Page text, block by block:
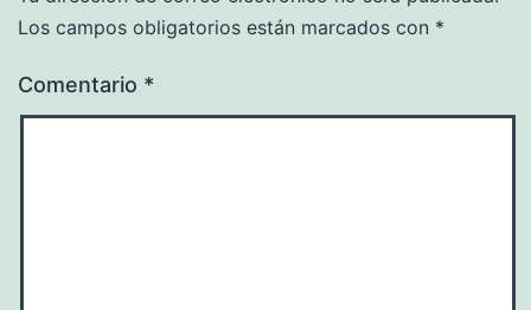
Los campos obligatorios están marcados con *
Comentario *